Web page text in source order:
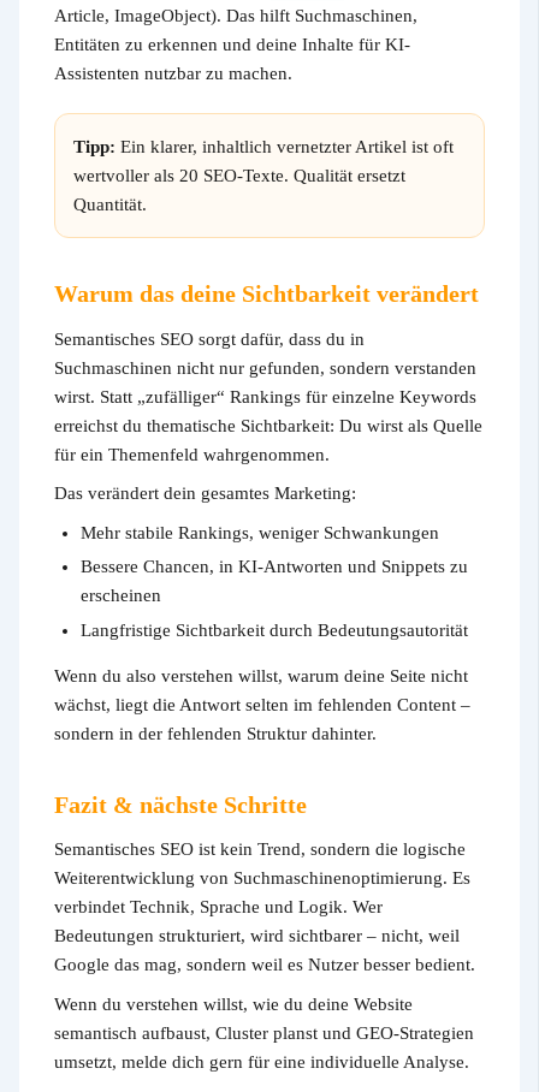
Article, ImageObject). Das hilft Suchmaschinen,
Entitäten zu erkennen und deine Inhalte für KI-
Assistenten nutzbar zu machen.
Tipp: Ein klarer, inhaltlich vernetzter Artikel ist oft
wertvoller als 20 SEO-Texte. Qualität ersetzt
Quantität.
Warum das deine Sichtbarkeit verändert
Semantisches SEO sorgt dafür, dass du in
Suchmaschinen nicht nur gefunden, sondern verstanden
wirst. Statt „zufälliger“ Rankings für einzelne Keywords
erreichst du thematische Sichtbarkeit: Du wirst als Quelle
für ein Themenfeld wahrgenommen.
Das verändert dein gesamtes Marketing:
Mehr stabile Rankings, weniger Schwankungen
Bessere Chancen, in KI-Antworten und Snippets zu
erscheinen
Langfristige Sichtbarkeit durch Bedeutungsautorität
Wenn du also verstehen willst, warum deine Seite nicht
wächst, liegt die Antwort selten im fehlenden Content –
sondern in der fehlenden Struktur dahinter.
Fazit & nächste Schritte
Semantisches SEO ist kein Trend, sondern die logische
Weiterentwicklung von Suchmaschinenoptimierung. Es
verbindet Technik, Sprache und Logik. Wer
Bedeutungen strukturiert, wird sichtbarer – nicht, weil
Google das mag, sondern weil es Nutzer besser bedient.
Wenn du verstehen willst, wie du deine Website
semantisch aufbaust, Cluster planst und GEO-Strategien
umsetzt, melde dich gern für eine individuelle Analyse.